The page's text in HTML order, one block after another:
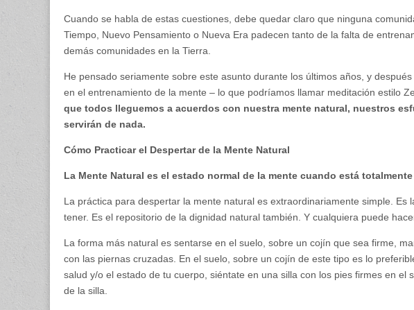
Cuando se habla de estas cuestiones, debe quedar claro que ninguna
Tiempo, Nuevo Pensamiento o Nueva Era padecen tanto de la falta de
demás comunidades en la Tierra.
He pensado seriamente sobre este asunto durante los últimos años, y
en el entrenamiento de la mente – lo que podríamos llamar meditación estilo
que todos lleguemos a acuerdos con nuestra mente natural, nuestros
servirán de nada.
Cómo Practicar el Despertar de la Mente Natural
La Mente Natural es el estado normal de la mente cuando está
La práctica para despertar la mente natural es extraordinariamente simple.
tener. Es el repositorio de la dignidad natural también. Y cualquiera puede
La forma más natural es sentarse en el suelo, sobre un cojín que sea firme,
con las piernas cruzadas. En el suelo, sobre un cojín de este tipo es lo
salud y/o el estado de tu cuerpo, siéntate en una silla con los pies firmes en
de la silla.